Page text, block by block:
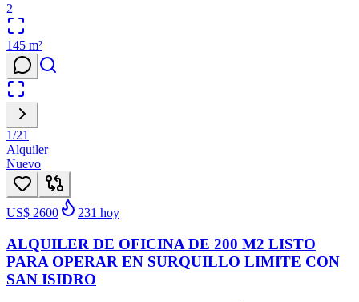
2
145 m²
1/21
Alquiler
Nuevo
US$ 2600 231 hoy
ALQUILER DE OFICINA DE 200 M2 LISTO
PARA OPERAR EN SURQUILLO LIMITE CON
SAN ISIDRO